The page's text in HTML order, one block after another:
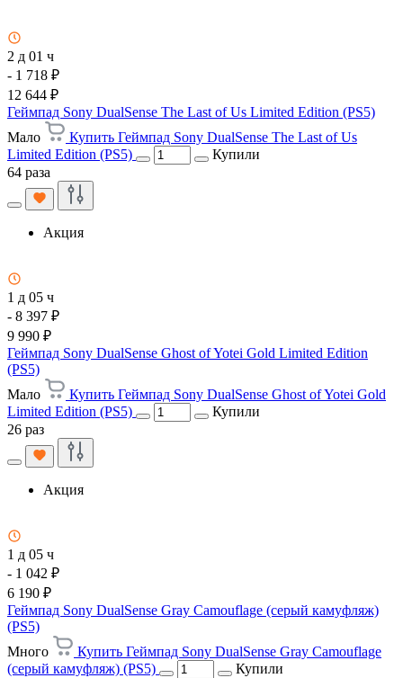
2 д 01 ч
- 1 718 ₽
12 644 ₽
Геймпад Sony DualSense The Last of Us Limited Edition (PS5)
Мало
Купить Геймпад Sony DualSense The Last of Us
Limited Edition (PS5)
Купили
64 раза
Акция
1 д 05 ч
- 8 397 ₽
9 990 ₽
Геймпад Sony DualSense Ghost of Yotei Gold Limited Edition
(PS5)
Мало
Купить Геймпад Sony DualSense Ghost of Yotei Gold
Limited Edition (PS5)
Купили
26 раз
Акция
1 д 05 ч
- 1 042 ₽
6 190 ₽
Геймпад Sony DualSense Gray Camouflage (серый камуфляж)
(PS5)
Много
Купить Геймпад Sony DualSense Gray Camouflage
(серый камуфляж) (PS5)
Купили